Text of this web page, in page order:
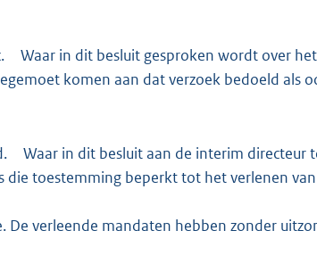
Waar in dit besluit gesproken wordt over
komen aan dat verzoek bedoeld als
Waar in dit besluit aan de interim
die toestemming beperkt tot het verlenen
De verleende mandaten hebben zonder